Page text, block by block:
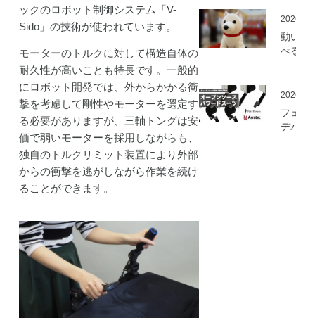
ックのロボット制御システム「V-
Sido」の技術が使われています。
モーターのトルクに対して構造自体の
耐久性が高いことも特長です。一般的
にロボット開発では、外からかかる衝
撃を考慮して剛性やモーターを選定す
る必要がありますが、三軸トングは安
価で弱いモーターを採用しながらも、
独自のトルクリミット装置により外部
からの衝撃を逃がしながら作業を続け
ることができます。
動いて
べる「
ロボッ
（バル
ロボッ
ト）」
フェア
デバイ